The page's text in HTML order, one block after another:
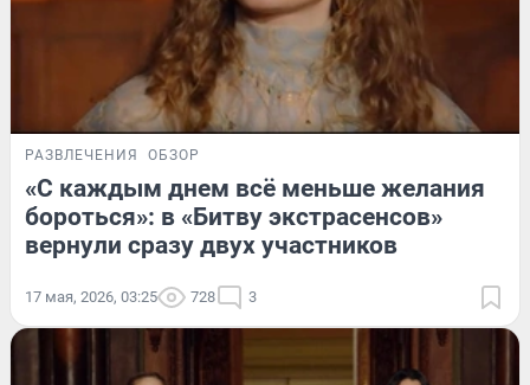
РАЗВЛЕЧЕНИЯ ОБЗОР
«С каждым днем всё меньше желания
бороться»: в «Битву экстрасенсов»
вернули сразу двух участников
17 мая, 2026, 03:25 728 3